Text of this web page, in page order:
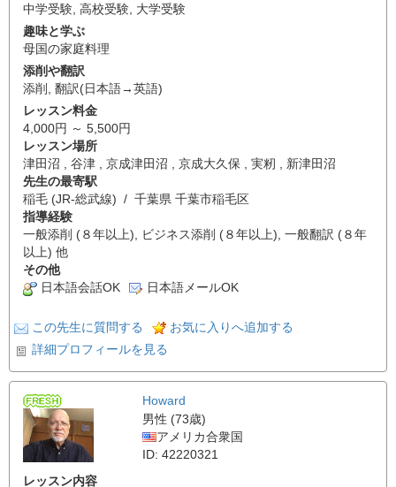
中学受験, 高校受験, 大学受験
趣味と学ぶ
母国の家庭料理
添削や翻訳
添削 , 翻訳(日本語→英語)
レッスン料金
4,000円 ～ 5,500円
レッスン場所
津田沼 , 谷津 , 京成津田沼 , 京成大久保 , 実籾 , 新津田沼
先生の最寄駅
稲毛 (JR-総武線) / 千葉県 千葉市稲毛区
指導経験
一般添削 (８年以上), ビジネス添削 (８年以上), 一般翻訳 (８年
以上) 他
その他
日本語会話OK
日本語メールOK
この先生に質問する
お気に入りへ追加する
詳細プロフィールを見る
Howard
男性 (73歳)
アメリカ合衆国
ID: 42220321
レッスン内容